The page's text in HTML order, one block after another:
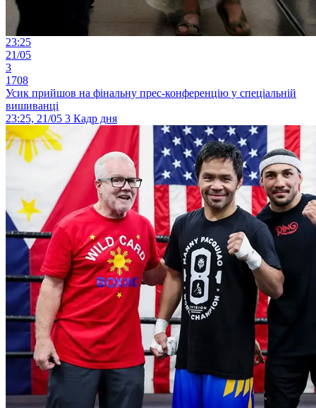
23:25
21/05
3
1708
Усик прийшов на фінальну прес-конференцію у спеціальній
вишиванці
23:25, 21/05 3 Кадр дня